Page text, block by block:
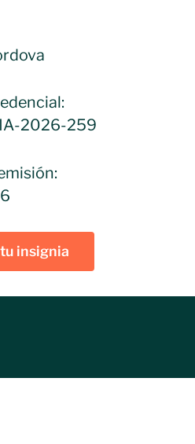
2026-259
insignia